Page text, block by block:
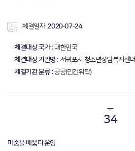
체결대상 국가 : 대한민국
체결대상 기관명 : 서귀포시 청소년상담복지센터
체결기관 분류 :공공(민간위탁)
체결일자 2020-07-24
34
마중물 배움터 운영